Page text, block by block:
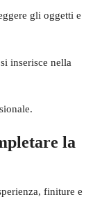
gli oggetti e
inserisce nella
la
finiture e